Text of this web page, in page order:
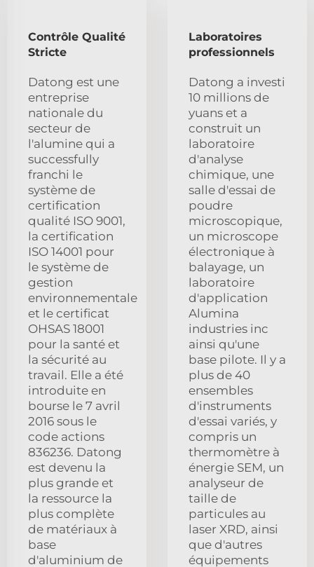
Contrôle Qualité
Stricte
Datong est une
entreprise
nationale du
secteur de
l'alumine qui a
successfully
franchi le
système de
certification
qualité ISO 9001,
la certification
ISO 14001 pour
le système de
gestion
environnementale
et le certificat
OHSAS 18001
pour la santé et
la sécurité au
travail. Elle a été
introduite en
bourse le 7 avril
2016 sous le
code actions
836236. Datong
est devenu la
plus grande et
la ressource la
plus complète
de matériaux à
base
d'aluminium de
Laboratoires
professionnels
Datong a investi
10 millions de
yuans et a
construit un
laboratoire
d'analyse
chimique, une
salle d'essai de
poudre
microscopique,
un microscope
électronique à
balayage, un
laboratoire
d'application
Alumina
industries inc
ainsi qu'une
base pilote. Il y a
plus de 40
ensembles
d'instruments
d'essai variés, y
compris un
thermomètre à
énergie SEM, un
analyseur de
taille de
particules au
laser XRD, ainsi
que d'autres
équipements